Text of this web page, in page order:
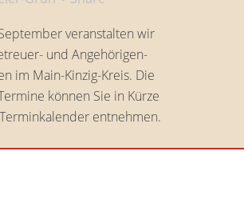
veranstalten wir
und Angehörigen-
im Main-Kinzig-Kreis. Die
können Sie in Kürze
entnehmen.